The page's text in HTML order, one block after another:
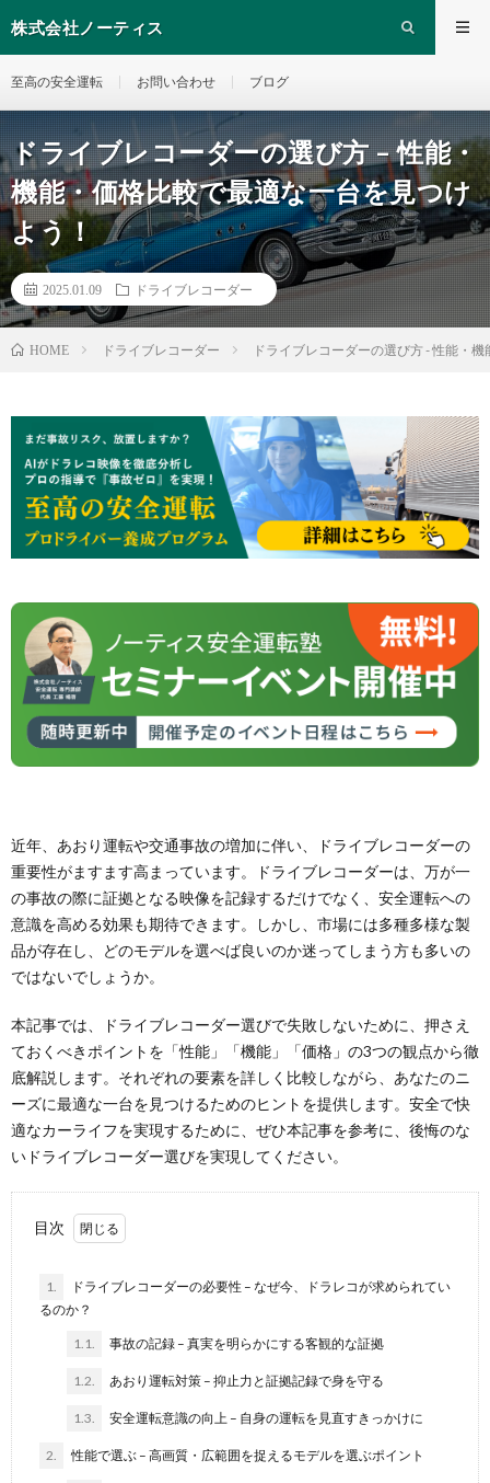
株式会社ノーティス
至高の安全運転 お問い合わせ ブログ
ドライブレコーダーの選び方 – 性能・
機能・価格比較で最適な一台を見つけ
よう！
2025.01.09 ドライブレコーダー
HOME ドライブレコーダー ドライブレコーダーの選び方 - 性能・
近年、あおり運転や交通事故の増加に伴い、ドライブレコーダーの
重要性がますます高まっています。ドライブレコーダーは、万が一
の事故の際に証拠となる映像を記録するだけでなく、安全運転への
意識を高める効果も期待できます。しかし、市場には多種多様な製
品が存在し、どのモデルを選べば良いのか迷ってしまう方も多いの
ではないでしょうか。
本記事では、ドライブレコーダー選びで失敗しないために、押さえ
ておくべきポイントを「性能」「機能」「価格」の3つの観点から徹
底解説します。それぞれの要素を詳しく比較しながら、あなたのニ
ーズに最適な一台を見つけるためのヒントを提供します。安全で快
適なカーライフを実現するために、ぜひ本記事を参考に、後悔のな
いドライブレコーダー選びを実現してください。
目次
1.
ドライブレコーダーの必要性 – なぜ今、ドラレコが求められてい
るのか？
1.1. 事故の記録 – 真実を明らかにする客観的な証拠
1.2. あおり運転対策 – 抑止力と証拠記録で身を守る
1.3. 安全運転意識の向上 – 自身の運転を見直すきっかけに
2. 性能で選ぶ – 高画質・広範囲を捉えるモデルを選ぶポイント